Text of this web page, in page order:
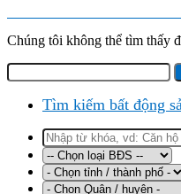
Chúng tôi không thể tìm thấy
Tìm kiếm bất động